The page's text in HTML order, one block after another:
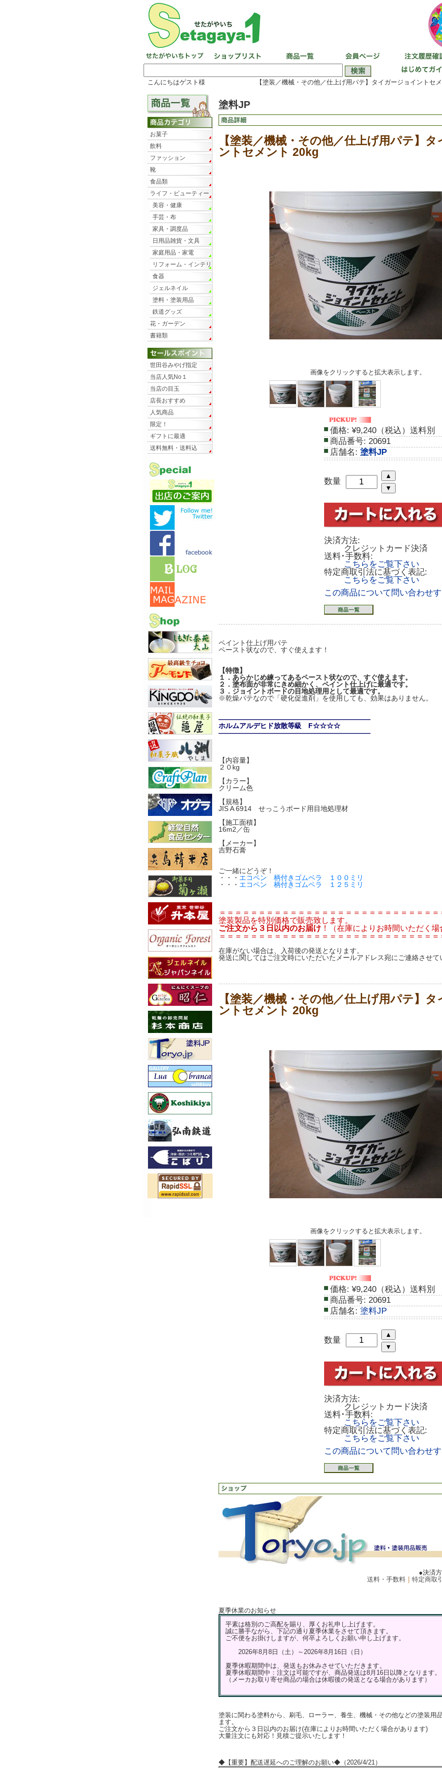
こんにちはゲスト様 【塗装／機械・その他／仕上げ用パテ】タイガージョイントセ
塗料JP
【塗装／機械・その他／仕上げ用パテ】
ントセメント 20kg
画像をクリックすると拡大表示します。
価格: ¥9,240（税込）送料別
商品番号: 20691
店舗名: 塗料JP
数量
決済方法:
クレジットカード決済
送料･手数料:
こちらをご覧下さい
特定商取引法に基づく表記:
こちらをご覧下さい
この商品について問い合わせ
ペイント仕上げ用パテ
ペースト状なので、すぐ使えます！
【特徴】
１．あらかじめ練ってあるペースト状なので、すぐ使えます。
２．塗布面が非常にきめ細かく、ペイント仕上げに最適です。
３．ジョイントボードの目地処理用として最適です。
※乾燥パテなので「硬化促進剤」を使用しても、効果はありません。
――――――――――――――――――――――
ホルムアルデヒド放散等級 F☆☆☆☆
――――――――――――――――――――――
【内容量】
２０kg
【カラー】
クリーム色
【規格】
JIS A 6914 せっこうボード用目地処理材
【施工面積】
16m2／缶
【メーカー】
吉野石膏
ご一緒にどうぞ！
・・・ エコペン 柄付きゴムベラ １００ミリ
・・・ エコペン 柄付きゴムベラ １２５ミリ
＝＝＝＝＝＝＝＝＝＝＝＝＝＝＝＝＝＝＝＝＝＝＝＝＝＝＝＝
塗装製品を特別価格で販売致します。
ご注文から３日以内のお届け！（在庫によりお時間いただく場
＝＝＝＝＝＝＝＝＝＝＝＝＝＝＝＝＝＝＝＝＝＝＝＝＝＝＝＝
在庫がない場合は、入荷後の発送となります。
発送に関してはご注文時にいただいたメールアドレス宛にご連絡させて
【塗装／機械・その他／仕上げ用パテ】
ントセメント 20kg
画像をクリックすると拡大表示します。
価格: ¥9,240（税込）送料別
商品番号: 20691
店舗名: 塗料JP
数量
決済方法:
クレジットカード決済
送料･手数料:
こちらをご覧下さい
特定商取引法に基づく表記:
こちらをご覧下さい
この商品について問い合わせ
●決済
送料・手数料｜ 特定商取
夏季休業のお知らせ
平素は格別のご高配を賜り、厚くお礼申し上げます。
誠に勝手ながら、下記の通り夏季休業をさせて頂きます。
ご不便をお掛けしますが、何卒よろしくお願い申し上げます。
2026年8月8日（土）～2026年8月16日（日）
夏季休暇期間中は、発送もお休みさせていただきます。
夏季休暇期間中：注文は可能ですが、商品発送は8月16日以降となります。
（メーカお取り寄せ商品の場合は休暇後の発送となる場合があります）
塗装に関わる塗料から、刷毛、ローラー、養生、機械・その他などの塗装用
ます。
ご注文から３日以内のお届け(在庫によりお時間いただく場合があります)
大量注文にも対応！見積ご提示いたします！
◆【重要】配送遅延へのご理解のお願い◆（2026/4/21）
お菓子
飲料
ファッション
靴
食品類
ライフ・ビューティー
美容・健康
手芸・布
家具・調度品
日用品雑貨・文具
家庭用品・家電
リフォーム・インテリ
ア
食器
ジェルネイル
塗料・塗装用品
鉄道グッズ
花・ガーデン
書籍類
世田谷みやげ指定
当店人気No１
当店の目玉
店長おすすめ
人気商品
限定！
ギフトに最適
送料無料・送料込